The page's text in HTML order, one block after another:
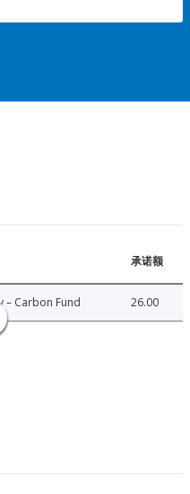
承诺额
– Carbon Fund 26.00